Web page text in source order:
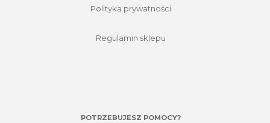
Polityka prywatności
Regulamin sklepu
POTRZEBUJESZ POMOCY?